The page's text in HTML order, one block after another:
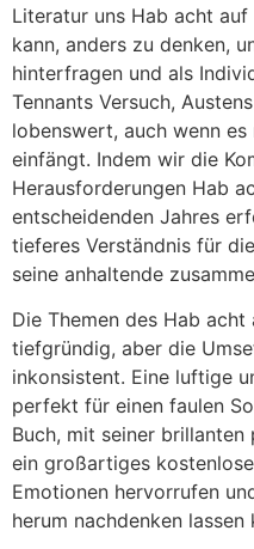
Literatur uns Hab acht
kann, anders zu denken,
hinterfragen und als
Tennants Versuch,
lobenswert, auch wenn
einfängt. Indem wir die
Herausforderungen Hab
entscheidenden Jahres
tieferes Verständnis für
seine anhaltende
Die Themen des Hab
tiefgründig, aber die
inkonsistent. Eine luftige
perfekt für einen faulen
Buch, mit seiner
ein großartiges
Emotionen hervorrufen
herum nachdenken lassen